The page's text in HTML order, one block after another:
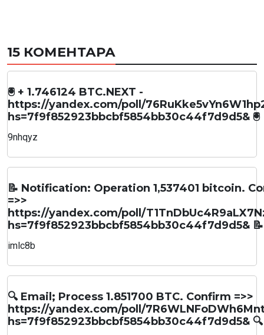
15 КОМЕНТАРА
🖲 + 1.746124 BTC.NEXT -
https://yandex.com/poll/
hs=7f9f852923bbcbf5854bb30c44f7d9d5& 🖲
9nhqyz
📝 Notification: Operation 1,537401 bitcoin.
=>>
https://yandex.com/poll/
hs=7f9f852923bbcbf5854bb30c44f7d9d5& 📝
imlc8b
🔍 Email; Process 1.851700 BTC. Confirm =>>
https://yandex.com/poll/
hs=7f9f852923bbcbf5854bb30c44f7d9d5& 🔍